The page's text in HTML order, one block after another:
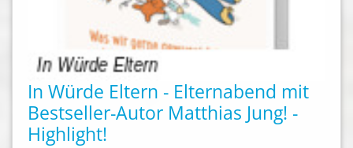
In Würde Eltern - Elternabend mit
Bestseller-Autor Matthias Jung! -
Highlight!